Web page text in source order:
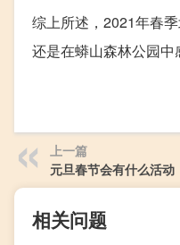
综上所述，2021年春
还是在蟒山森林公园中
上一篇
元旦春节会有什么活动
相关问题